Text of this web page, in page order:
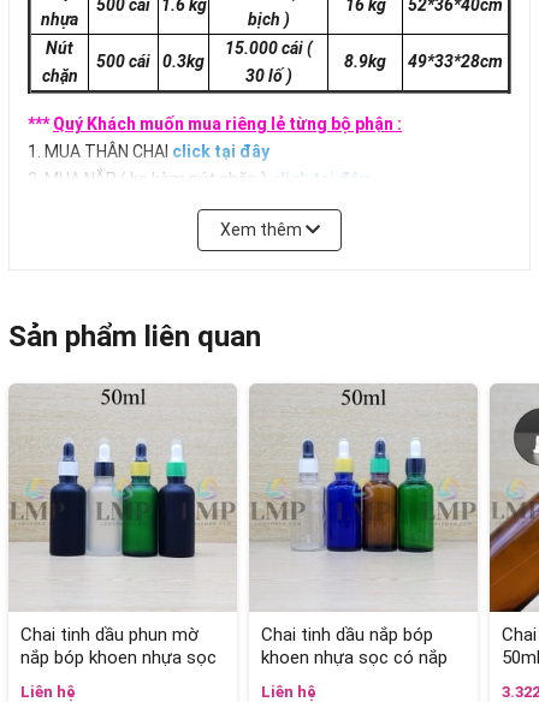
nhựa
500 cái 1.6 kg
bịch )
16 kg 52*36*40cm
Nút
chặn
500 cái 0.3kg
15.000 cái(
30 lố )
8.9kg 49*33*28cm
***Quý Khách muốn mua riêng lẻ từng bộ phận :
1. MUA THÂN CHAI click tại đây
2. MUA NẮP ( ko kèm nút chặn )
click tại đây
3. MUA NẮP ( kèm nút chặn )click tại đây
Xem thêm
Sản phẩm liên quan
Chai tinh dầu phun mờ
nắp bóp khoen nhựa sọc
có nắp chụp 50ml
Liên hệ
Chai tinh dầu nắp bóp
khoen nhựa sọc có nắp
chụp 50ml
Liên hệ
50ml